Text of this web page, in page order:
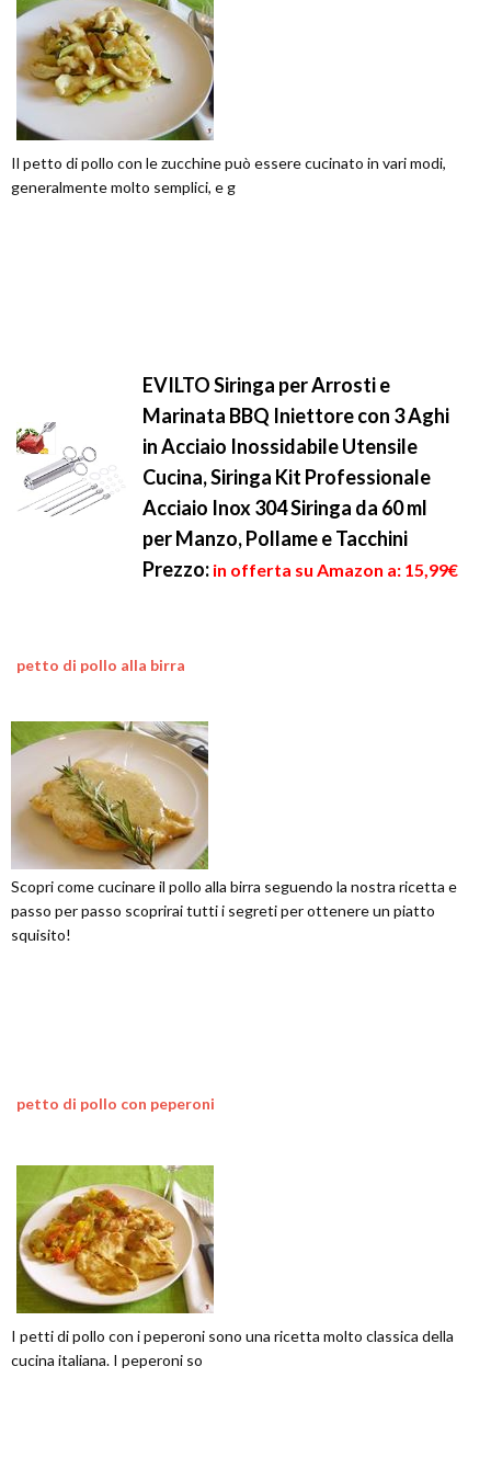
Il petto di pollo con le zucchine può essere cucinato in vari modi,
generalmente molto semplici, e g
EVILTO Siringa per Arrosti e
Marinata BBQ Iniettore con 3 Aghi
in Acciaio Inossidabile Utensile
Cucina, Siringa Kit Professionale
Acciaio Inox 304 Siringa da 60 ml
per Manzo, Pollame e Tacchini
Prezzo: in offerta su Amazon a: 15,99€
petto di pollo alla birra
Scopri come cucinare il pollo alla birra seguendo la nostra ricetta e
passo per passo scoprirai tutti i segreti per ottenere un piatto
squisito!
petto di pollo con peperoni
I petti di pollo con i peperoni sono una ricetta molto classica della
cucina italiana. I peperoni so